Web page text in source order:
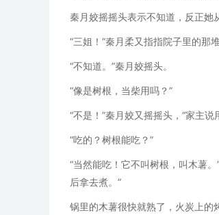
秦月姣摇摇头表示不知道，反正她
“三姐！”秦月柔又指指院子里的那
“不知道。”秦月姣摇头。
“像是树根，当柴用吗？”
“不是！”秦月姣又摇摇头，“家主说
“吃的？树根能吃？”
“当然能吃！它不叫树根，叫木薯
后拿去煮。”
锅里的木薯很快就熟了，火炭上的